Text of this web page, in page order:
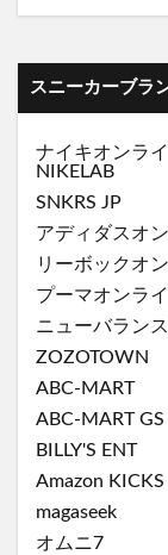
スニーカーブラ
ナイキオンラ
NIKELAB
SNKRS JP
アディダスオ
リーボックオ
プーマオンラ
ニューバラン
ZOZOTOWN
ABC-MART
ABC-MART GS
BILLY'S ENT
Amazon KICKS
magaseek
オムニ7